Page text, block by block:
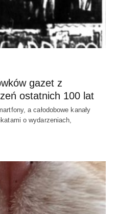
gazet z
ostatnich 100 lat
a całodobowe kanały
o wydarzeniach,